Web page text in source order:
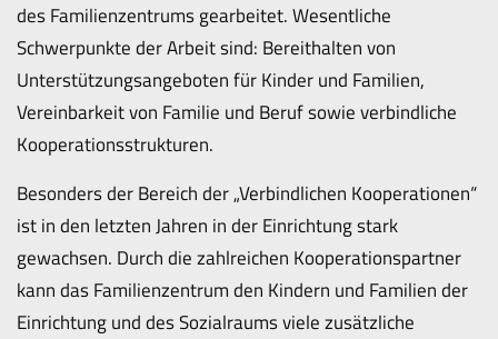
des Familienzentrums gearbeitet. Wesentliche
Schwerpunkte der Arbeit sind: Bereithalten von
Unterstützungsangeboten für Kinder und Familien,
Vereinbarkeit von Familie und Beruf sowie verbindliche
Kooperationsstrukturen.
Besonders der Bereich der „Verbindlichen Kooperationen“
ist in den letzten Jahren in der Einrichtung stark
gewachsen. Durch die zahlreichen Kooperationspartner
kann das Familienzentrum den Kindern und Familien der
Einrichtung und des Sozialraums viele zusätzliche